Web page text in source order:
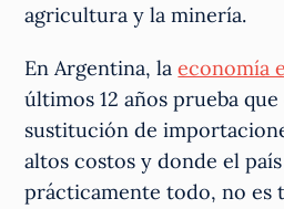
agricultura y la minería.
En Argentina, laeconomía
últimos 12 años prueba
sustitución de
altos costos y donde el
prácticamente todo, no es